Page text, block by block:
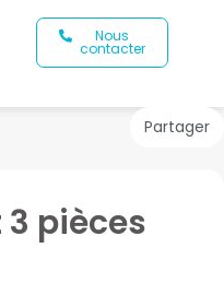
Nous
contacter
Partager
pièces